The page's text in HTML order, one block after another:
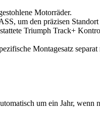
Motorräder.
um den präzisen
Triumph Track+
Montagesatz
um ein Jahr,